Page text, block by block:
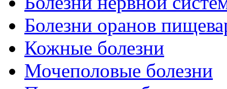
Болезни оранов
Кожные болезни
Мочеполовые болезни